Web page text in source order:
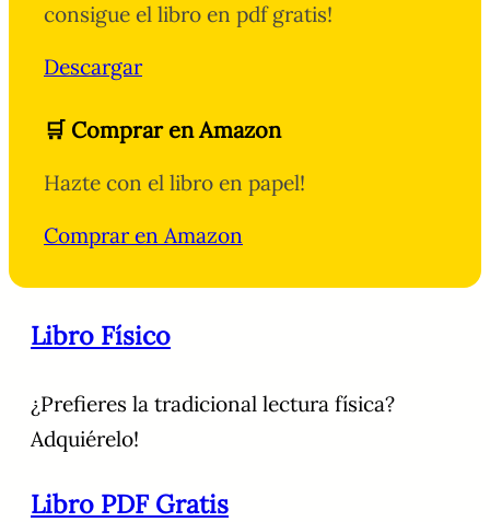
consigue el libro en pdf gratis!
Descargar
🛒 Comprar en Amazon
Hazte con el libro en papel!
Comprar en Amazon
Libro Físico
¿Prefieres la tradicional lectura física?
Adquiérelo!
Libro PDF Gratis